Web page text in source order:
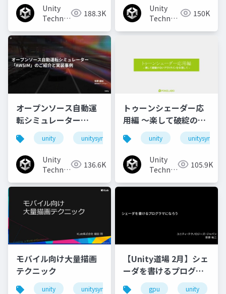
Unity
Technologies188.3K
Unity
Technologies150K
オープンソース自動運
転シミュレーター
「AWSIM」のご紹介と
実装事例
unity unitysync
Unity
Technologies136.6K
トゥーンシェーダー応
用編 ～楽して破綻のな
いアウトラインを目指
して～
unity unitysync
Unity
Technologies105.9K
モバイル向け大量描画
テクニック
unity unitysync
【Unity道場 2月】シェ
ーダを書けるプログラ
マになろう
gpu unity